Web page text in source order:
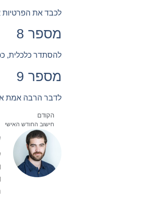
לכבד את הפרטיות
מספר 8
להסתדר כלכלית,
מספר 9
לדבר הרבה אמת
הקודם
חישוב החודש האישי